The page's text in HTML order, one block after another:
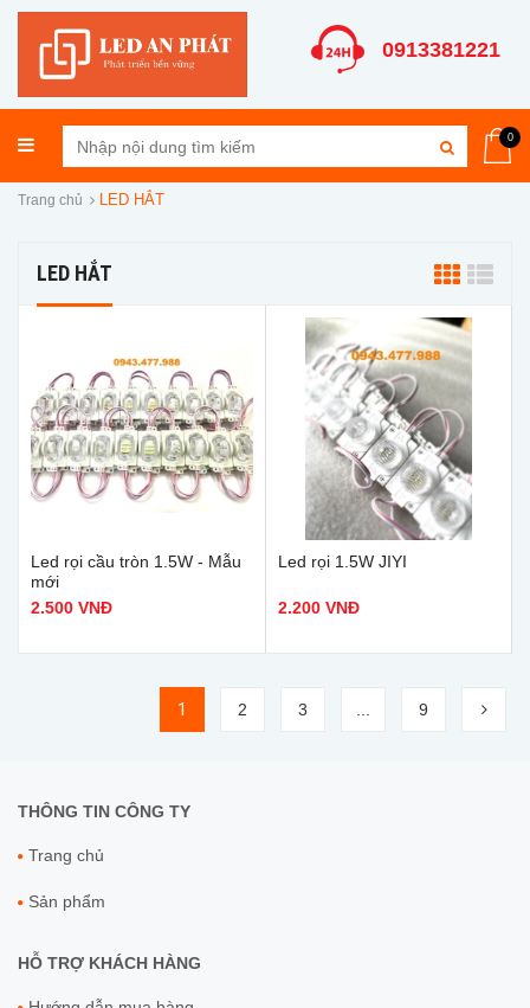
0913381221
0
Trang chủ LED HẮT
LED HẮT
Led rọi cầu tròn 1.5W - Mẫu
mới
2.500 VNĐ
Led rọi 1.5W JIYI
2.200 VNĐ
1 2 3 ... 9
THÔNG TIN CÔNG TY
Trang chủ
Sản phẩm
HỖ TRỢ KHÁCH HÀNG